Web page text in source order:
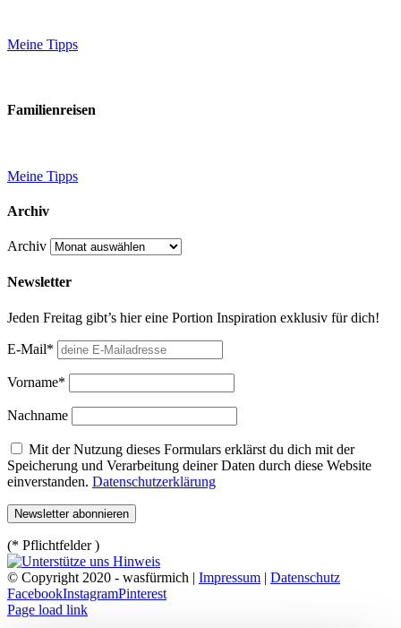
Meine Tipps
Familienreisen
Meine Tipps
Archiv
Archiv
Newsletter
Jeden Freitag gibt’s hier eine Portion Inspiration exklusiv für dich!
E-Mail*
Vorname*
Nachname
Mit der Nutzung dieses Formulars erklärst du dich mit der
Speicherung und Verarbeitung deiner Daten durch diese Website
einverstanden. Datenschutzerklärung
(* Pflichtfelder )
© Copyright 2020 - wasfürmich | Impressum | Datenschutz
FacebookInstagramPinterest
Page load link